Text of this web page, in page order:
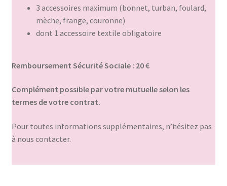
3 accessoires maximum (bonnet, turban, foulard,
mèche, frange, couronne)
dont 1 accessoire textile obligatoire
Remboursement Sécurité Sociale : 20 €
Complément possible par votre mutuelle selon les
termes de votre contrat.
Pour toutes informations supplémentaires, n’hésitez pas
à nous contacter.